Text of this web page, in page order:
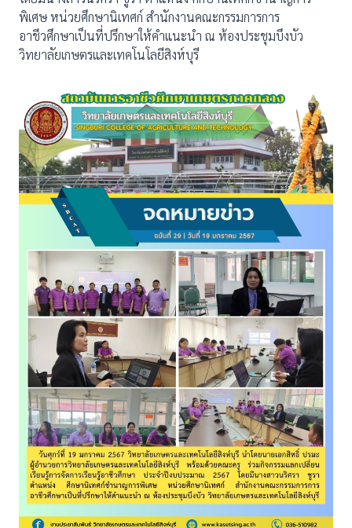
พิเศษ หน่วยศึกษานิเทศก์ สำนักงานคณะกรรมการการ
อาชีวศึกษาเป็นที่ปรึกษาให้คำแนะนำ ณ ห้องประชุมบึงบัว
วิทยาลัยเกษตรและเทคโนโลยีสิงห์บุรี